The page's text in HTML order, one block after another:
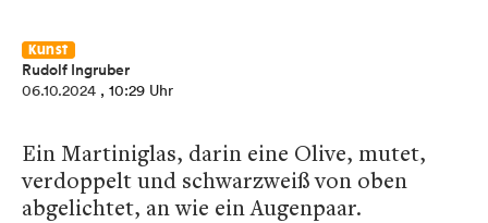
Kunst
Rudolf Ingruber
06.10.2024 , 10:29 Uhr
Ein Martiniglas, darin eine Olive, mutet,
verdoppelt und schwarzweiß von oben
abgelichtet, an wie ein Augenpaar.